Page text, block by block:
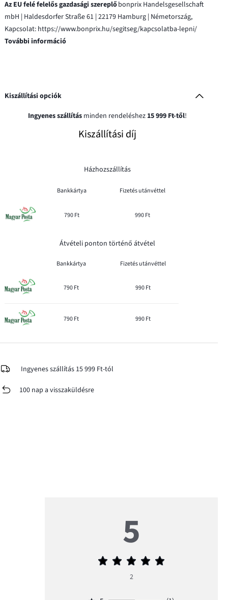
Az EU felé felelős gazdasági szereplőbonprix Handelsgesellschaft
mbH | Haldesdorfer Straße 61 | 22179 Hamburg | Németország,
Kapcsolat: https://www.bonprix.hu/segitseg/kapcsolatba-lepni/
További információ
Kiszállítási opciók
Ingyenes szállításminden rendeléshez 15 999 Ft-től!
Kiszállítási díj
Házhozszállítás
Bankkártya Fizetés utánvéttel
790 Ft 990 Ft
Átvételi ponton történő átvétel
Bankkártya Fizetés utánvéttel
790 Ft 990 Ft
790 Ft 990 Ft
Ingyenes szállítás 15 999 Ft-tól
100 nap a visszaküldésre
5
Átlagos
5
2